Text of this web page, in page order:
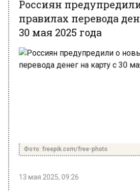
правилах перевода
30 мая 2025 года